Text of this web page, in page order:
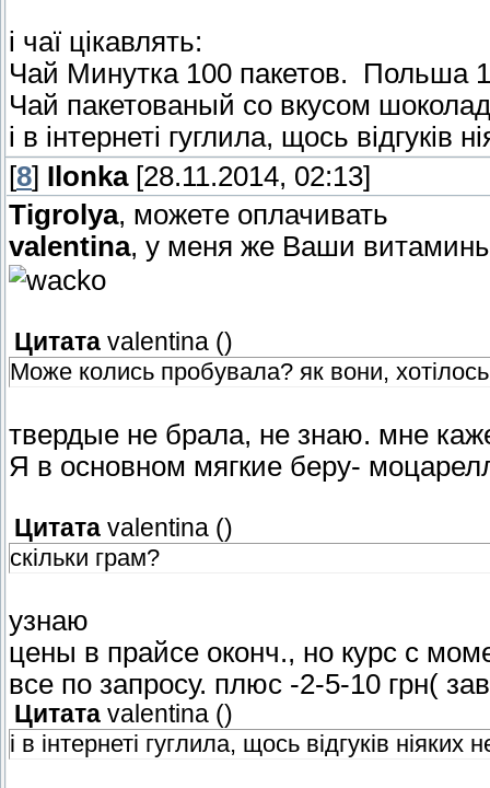
і чаї цікавлять:
Чай Минутка 100 пакетов. Польша
Чай пакетованый со вкусом
і в інтернеті гуглила, щось відгуків
[8] Ilonka[28.11.2014, 02:13]
Tigrolya, можете оплачивать
valentina, у меня же Ваши
Цитата valentina ()
Може колись пробувала? як вони,
твердые не брала, не знаю. мне
Я в основном мягкие беру-
Цитата valentina ()
скільки грам?
узнаю
цены в прайсе оконч., но курс с
все по запросу. плюс -2-5-10 грн(
Цитата valentina ()
і в інтернеті гуглила, щось відгуків ніяких